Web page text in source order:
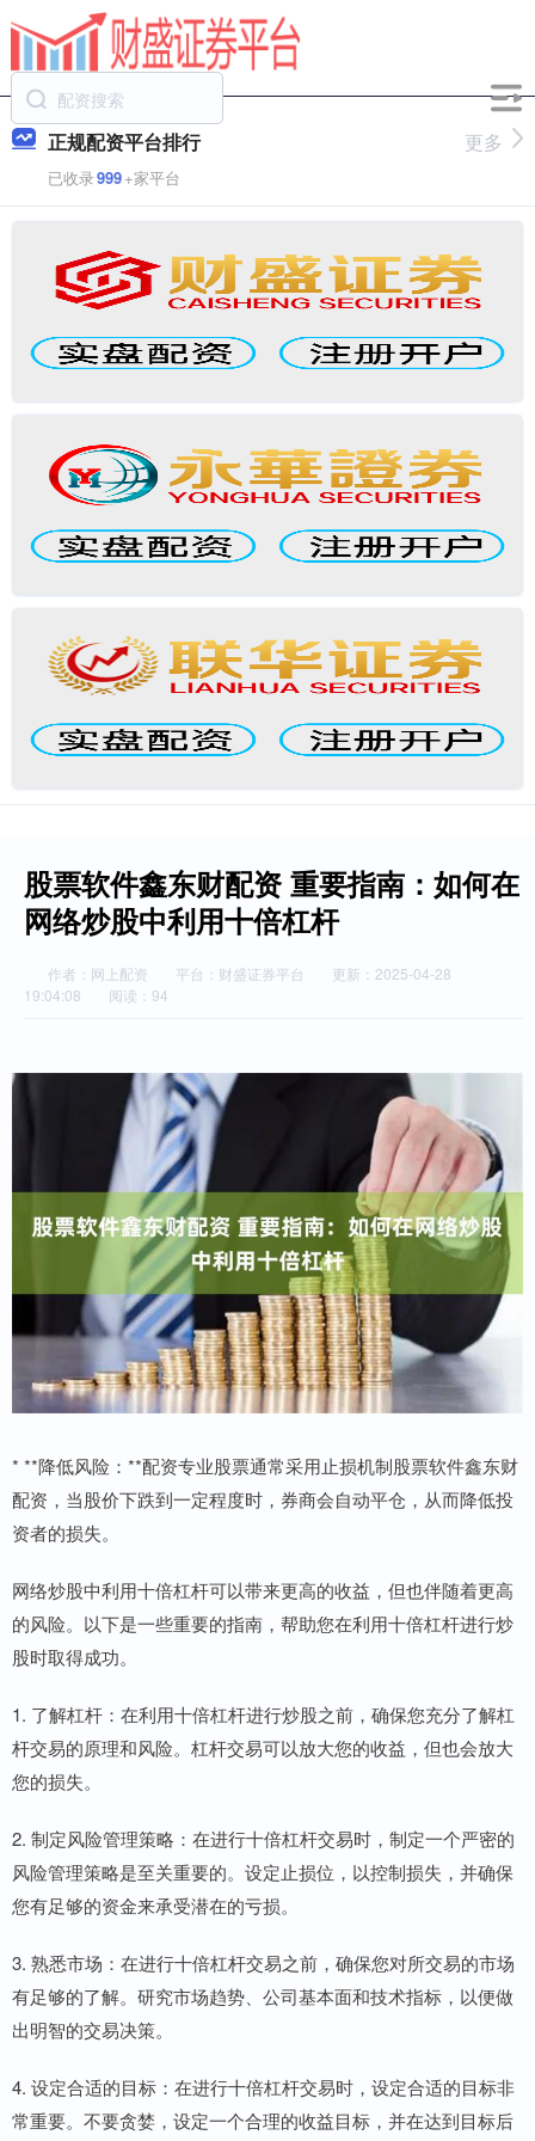
正规配资平台排行
已收录999+家平台
更多
股票软件鑫东财配资 重要指南：如何在
网络炒股中利用十倍杠杆
作者：网上配资 平台：财盛证券平台
更新：2025-04-28
19:04:08
阅读：94
* **降低风险：**配资专业股票通常采用止损机制股票软件鑫东财
配资，当股价下跌到一定程度时，券商会自动平仓，从而降低投
资者的损失。
网络炒股中利用十倍杠杆可以带来更高的收益，但也伴随着更高
的风险。以下是一些重要的指南，帮助您在利用十倍杠杆进行炒
股时取得成功。
1. 了解杠杆：在利用十倍杠杆进行炒股之前，确保您充分了解杠
杆交易的原理和风险。杠杆交易可以放大您的收益，但也会放大
您的损失。
2. 制定风险管理策略：在进行十倍杠杆交易时，制定一个严密的
风险管理策略是至关重要的。设定止损位，以控制损失，并确保
您有足够的资金来承受潜在的亏损。
3. 熟悉市场：在进行十倍杠杆交易之前，确保您对所交易的市场
有足够的了解。研究市场趋势、公司基本面和技术指标，以便做
出明智的交易决策。
4. 设定合适的目标：在进行十倍杠杆交易时，设定合适的目标非
常重要。不要贪婪，设定一个合理的收益目标，并在达到目标后